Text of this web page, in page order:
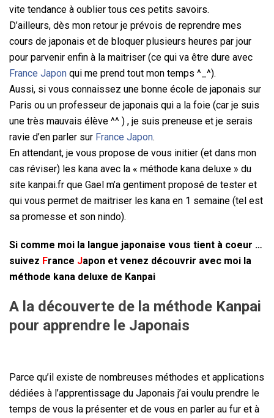
vite tendance à oublier tous ces petits savoirs.
D’ailleurs, dès mon retour je prévois de reprendre mes
cours de japonais et de bloquer plusieurs heures par jour
pour parvenir enfin à la maitriser (ce qui va être dure avec
France Japon qui me prend tout mon temps ^_^).
Aussi, si vous connaissez une bonne école de japonais sur
Paris ou un professeur de japonais qui a la foie (car je suis
une très mauvais élève ^^ ) , je suis preneuse et je serais
ravie d’en parler sur France Japon.
En attendant, je vous propose de vous initier (et dans mon
cas réviser) les kana avec la « méthode kana deluxe » du
site kanpai.fr que Gael m’a gentiment proposé de tester et
qui vous permet de maitriser les kana en 1 semaine (tel est
sa promesse et son nindo).
Si comme moi la langue japonaise vous tient à coeur …
suivez France Japon et venez découvrir avec moi la
méthode kana deluxe de Kanpai
A la découverte de la méthode Kanpai
pour apprendre le Japonais
Parce qu’il existe de nombreuses méthodes et applications
dédiées à l’apprentissage du Japonais j’ai voulu prendre le
temps de vous la présenter et de vous en parler au fur et à